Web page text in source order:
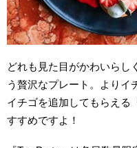
どれも見た目がかわいらし
う贅沢なプレート。よりイ
イチゴを追加してもらえる
すすめですよ！